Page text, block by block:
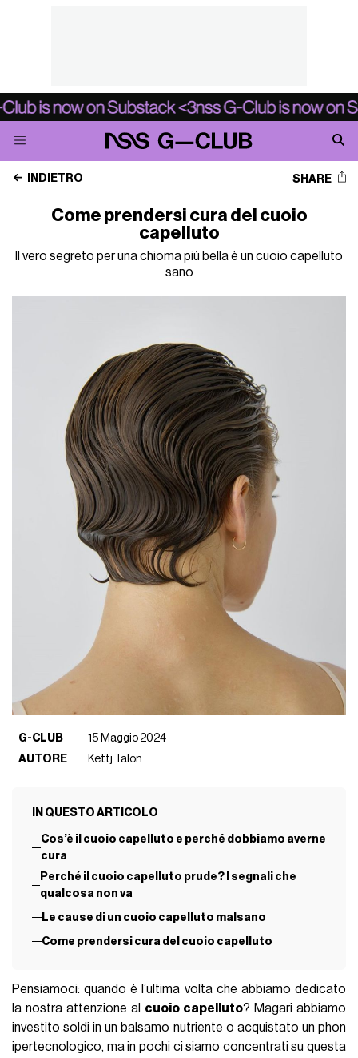
INDIETRO SHARE
Come prendersi cura del cuoio
capelluto
Il vero segreto per una chioma più bella è un cuoio capelluto
sano
G-CLUB
15 Maggio 2024
AUTORE
Kettj Talon
IN QUESTO ARTICOLO
Cos’è il cuoio capelluto e perché dobbiamo averne
cura
Perché il cuoio capelluto prude? I segnali che
qualcosa non va
Le cause di un cuoio capelluto malsano
Come prendersi cura del cuoio capelluto
Pensiamoci: quando è l’ultima volta che abbiamo dedicato
la nostra attenzione al cuoio capelluto? Magari abbiamo
investito soldi in un balsamo nutriente o acquistato un phon
ipertecnologico, ma in pochi ci siamo concentrati su questa